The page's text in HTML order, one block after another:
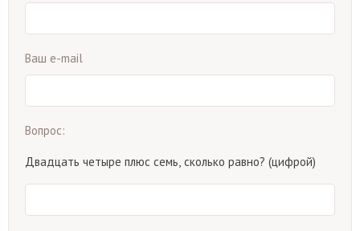
Ваш e-mail
Вопрос:
Двадцать четыре плюс семь, сколько равно? (цифрой)